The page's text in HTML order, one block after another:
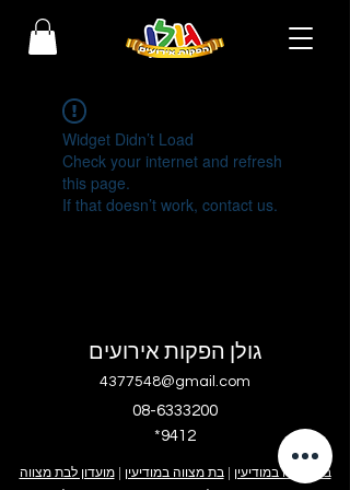
Widget Didn’t Load
Check your internet and refresh
this page.
If that doesn’t work, contact us.
גולן הפקות אירועים
4377548@gmail.com
08-6333200
בר מצווה במודיעין |בת מצווה במודיעין |מועדון לבת מצווה
*9412